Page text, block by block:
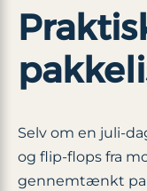
Selv om en juli-
og flip-flops fra
gennemtænkt